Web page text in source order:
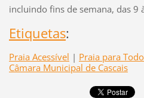
incluindo fins de semana, das 9
Etiquetas:
Praia Acessível | Praia para
Câmara Municipal de Cascais